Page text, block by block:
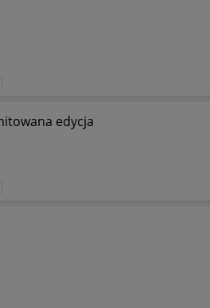
fifa 365 limitowana edycja